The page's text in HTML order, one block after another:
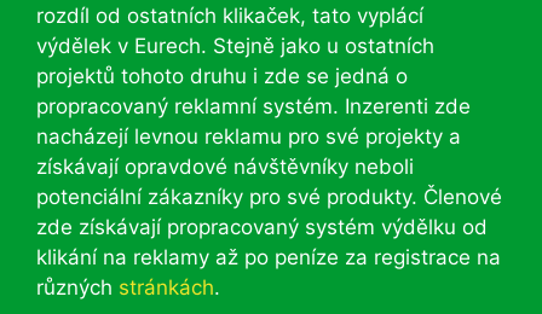
rozdíl od ostatních klikaček, tato vyplácí
výdělek v Eurech. Stejně jako u ostatních
projektů tohoto druhu i zde se jedná o
propracovaný reklamní systém. Inzerenti zde
nacházejí levnou reklamu pro své projekty a
získávají opravdové návštěvníky neboli
potenciální zákazníky pro své produkty. Členové
zde získávají propracovaný systém výdělku od
klikání na reklamy až po peníze za registrace na
různých stránkách.